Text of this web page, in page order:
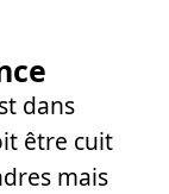
dans
être cuit
mais